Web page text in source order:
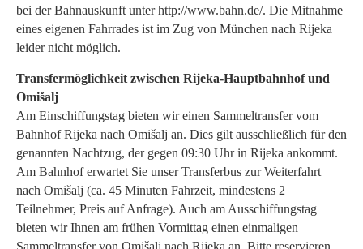
bei der Bahnauskunft unter http://www.bahn.de/. Die Mitnahme
eines eigenen Fahrrades ist im Zug von München nach Rijeka
leider nicht möglich.
Transfermöglichkeit zwischen Rijeka-Hauptbahnhof und
Omišalj
Am Einschiffungstag bieten wir einen Sammeltransfer vom
Bahnhof Rijeka nach Omišalj an. Dies gilt ausschließlich für den
genannten Nachtzug, der gegen 09:30 Uhr in Rijeka ankommt.
Am Bahnhof erwartet Sie unser Transferbus zur Weiterfahrt
nach Omišalj (ca. 45 Minuten Fahrzeit, mindestens 2
Teilnehmer, Preis auf Anfrage). Auch am Ausschiffungstag
bieten wir Ihnen am frühen Vormittag einen einmaligen
Sammeltransfer von Omišalj nach Rijeka an. Bitte reservieren